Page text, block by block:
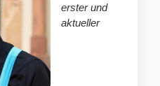
erster und
aktueller